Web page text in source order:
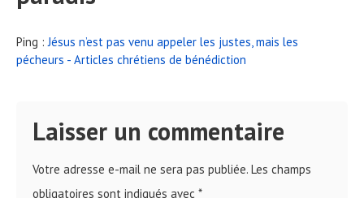
Ping :Jésus n’est pas venu appeler les justes, mais les
pécheurs - Articles chrétiens de bénédiction
Laisser un commentaire
Votre adresse e-mail ne sera pas publiée. Les champs
obligatoires sont indiqués avec *